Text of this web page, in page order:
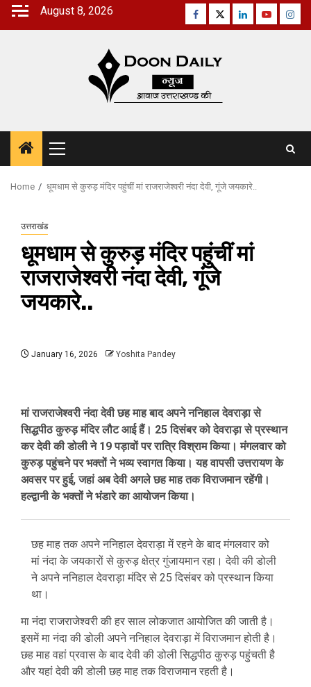
Skip
August 8, 2026 Facebook
TwitterLinkedinYoutube
Primary
Menu
Home धूमधाम से कुरुड़ मंदिर पहुंचीं मां राजराजेश्वरी नंदा देवी, गूंजे जयकारे..
उत्तराखंड
धूमधाम से कुरुड़ मंदिर पहुंचीं मां
राजराजेश्वरी नंदा देवी, गूंजे
जयकारे..
January 16, 2026 Yoshita Pandey
मां राजराजेश्वरी नंदा देवी छह माह बाद अपने ननिहाल देवराड़ा से
सिद्धपीठ कुरुड़ मंदिर लौट आई हैं। 25 दिसंबर को देवराड़ा से प्रस्थान
कर देवी की डोली ने 19 पड़ावों पर रात्रि विश्राम किया। मंगलवार को
कुरुड़ पहुंचने पर भक्तों ने भव्य स्वागत किया। यह वापसी उत्तरायण के
अवसर पर हुई, जहां अब देवी अगले छह माह तक विराजमान रहेंगी।
हल्द्वानी के भक्तों ने भंडारे का आयोजन किया।
छह माह तक अपने ननिहाल देवराड़ा में रहने के बाद मंगलवार को
मां नंदा के जयकारों से कुरुड़ क्षेत्र गुंजायमान रहा। देवी की डोली
ने अपने ननिहाल देवराड़ा मंदिर से 25 दिसंबर को प्रस्थान किया
था।
मा नंदा राजराजेश्वरी की हर साल लोकजात आयोजित की जाती है।
इसमें मा नंदा की डोली अपने ननिहाल देवराड़ा में विराजमान होती है।
छह माह वहां प्रवास के बाद देवी की डोली सिद्धपीठ कुरुड़ पहुंचती है
और यहां देवी की डोली छह माह तक विराजमान रहती है।